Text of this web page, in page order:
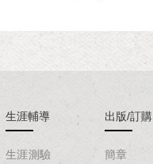
生涯輔導
生涯測驗
出版/訂購
簡章